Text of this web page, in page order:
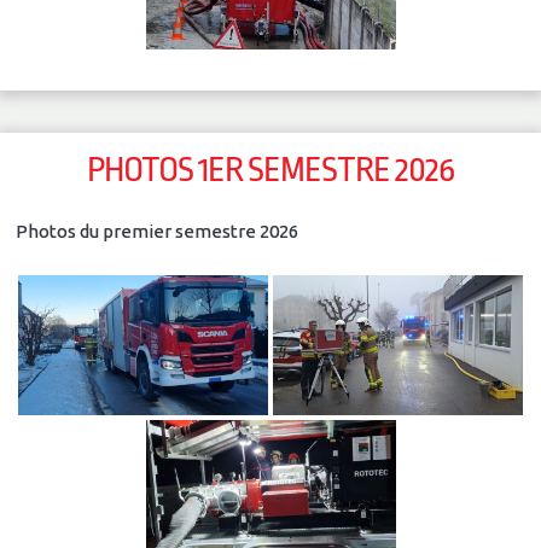
PHOTOS 1ER SEMESTRE 2026
Photos du premier semestre 2026